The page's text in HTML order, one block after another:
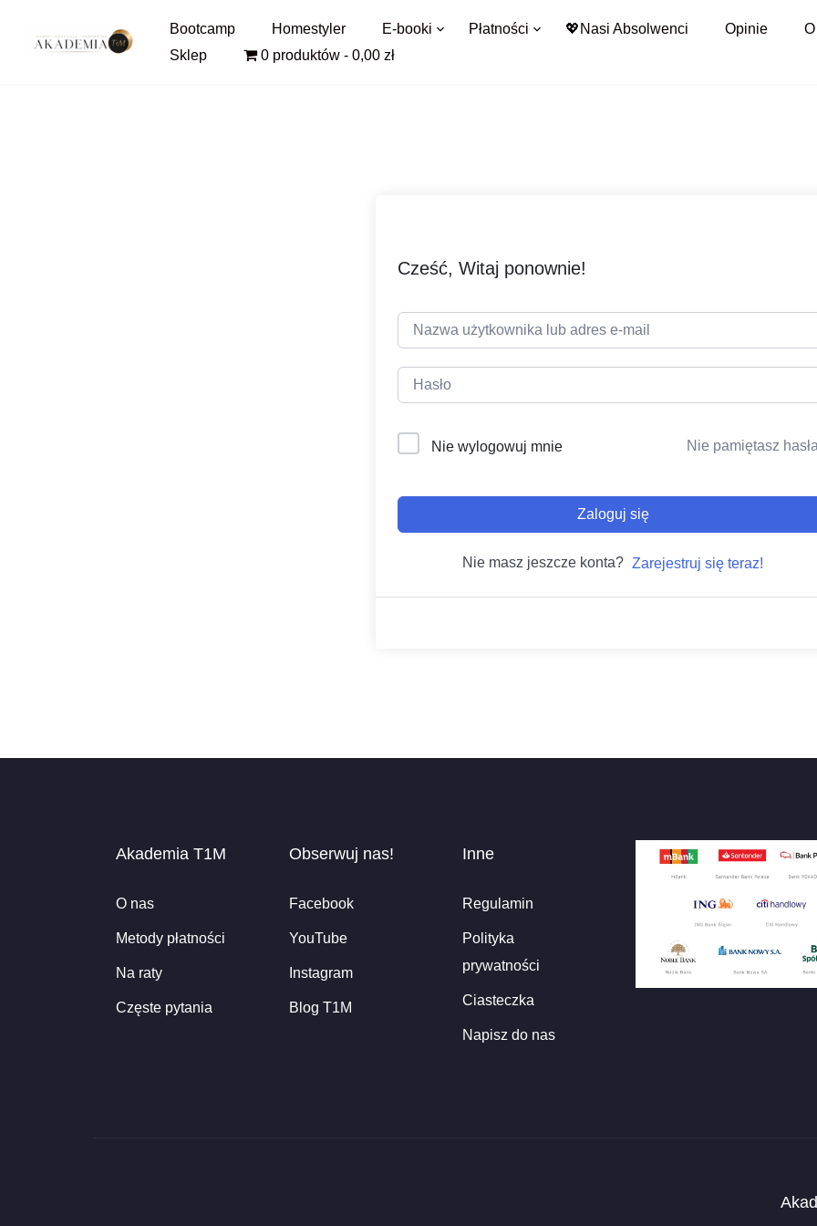
Bootcamp Homestyler E-booki Płatności 💖Nasi Absolwenci Opinie
Sklep
0 produktów 0,00 zł
Cześć, Witaj ponownie!
Nie wylogowuj mnie Nie pamiętasz
Zaloguj się
Nie masz jeszcze konta? Zarejestruj się teraz!
Akademia T1M
O nas
Metody płatności
Na raty
Częste pytania
Obserwuj nas!
Facebook
YouTube
Instagram
Blog T1M
Inne
Regulamin
Polityka
prywatności
Ciasteczka
Napisz do nas